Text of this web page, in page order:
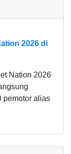
2026 di
Nation 2026
pemotor alias